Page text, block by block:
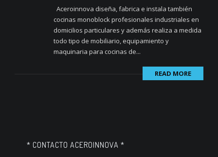
Aceroinnova diseña, fabrica e instala también
cocinas monoblock profesionales industriales en
domicilios particulares y además realiza a medida
todo tipo de mobiliario, equipamiento y
maquinaria para cocinas de...
READ MORE
* CONTACTO ACEROINNOVA *